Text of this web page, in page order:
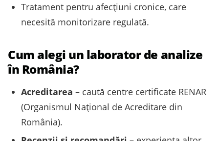
Tratament pentru afecțiuni cronice, care
necesită monitorizare regulată.
Cum alegi un laborator de analize
în România?
Acreditarea – caută centre certificate RENAR
(Organismul Național de Acreditare din
România).